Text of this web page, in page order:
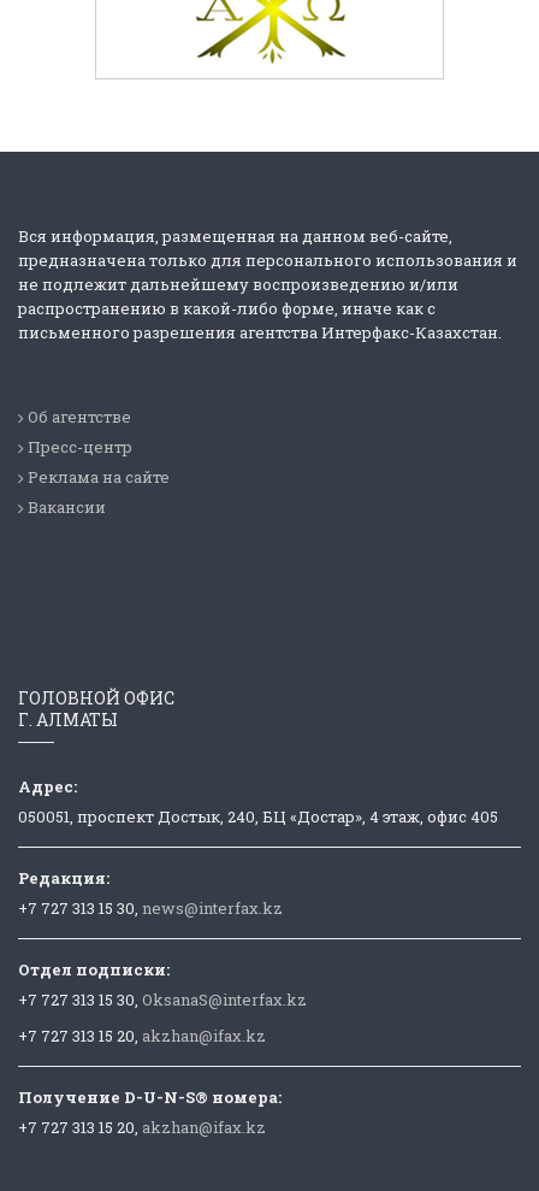
Вся информация, размещенная на данном веб-сайте,
предназначена только для персонального использования и
не подлежит дальнейшему воспроизведению и/или
распространению в какой-либо форме, иначе как с
письменного разрешения агентства Интерфакс-Казахстан.
Об агентстве
Пресс-центр
Реклама на сайте
Вакансии
ГОЛОВНОЙ ОФИС
Г. АЛМАТЫ
Адрес:
050051, проспект Достык, 240, БЦ «Достар», 4 этаж, офис 405
Редакция:
+7 727 313 15 30, news@interfax.kz
Отдел подписки:
+7 727 313 15 30, OksanaS@interfax.kz
+7 727 313 15 20, akzhan@ifax.kz
Получение D-U-N-S® номера:
+7 727 313 15 20, akzhan@ifax.kz